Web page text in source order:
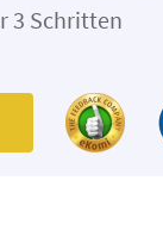
3 Schritten